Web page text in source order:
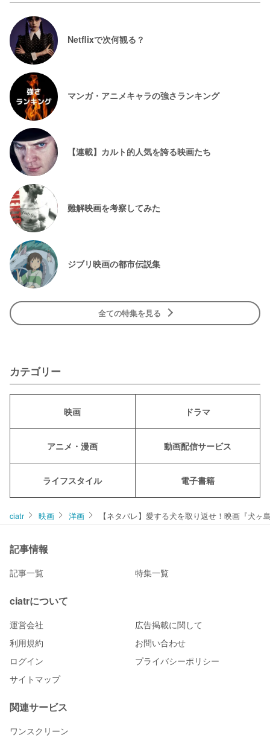
Netflixで次何観る？
マンガ・アニメキャラの強さランキング
【連載】カルト的人気を誇る映画たち
難解映画を考察してみた
ジブリ映画の都市伝説集
全ての特集を見る
カテゴリー
映画 ドラマ
アニメ・漫画 動画配信サービス
ライフスタイル 電子書籍
ciatr 映画 洋画 【ネタバレ】愛する犬を取り返せ！映画『犬
記事情報
記事一覧 特集一覧
ciatrについて
運営会社
広告掲載に関して
利用規約
お問い合わせ
ログイン
プライバシーポリシー
サイトマップ
関連サービス
ワンスクリーン